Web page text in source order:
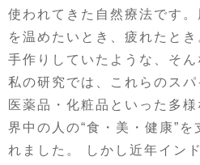
使われてきた自然療法です
を温めたいとき、疲れたと
手作りしていたような、そん
私の研究では、これらのスパ
医薬品・化粧品といった多
界中の人の“食・美・健康”
れました。 しかし近年イン